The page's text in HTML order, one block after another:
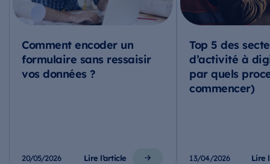
Comment encoder un
formulaire sans ressaisir
vos données ?
20/05/2026 Lire l’article
Top 5 des
d’activité à
par quels
commencer)
13/04/2026 Lire